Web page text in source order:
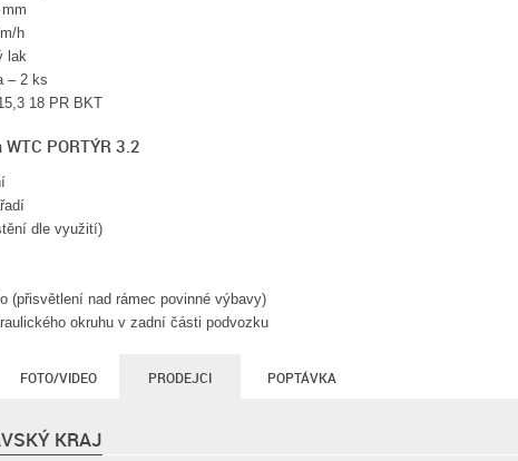
h
lak
– 2 ks
18 PR BKT
PORTÝR 3.2
dle využití)
(přisvětlení nad rámec povinné výbavy)
okruhu v zadní části podvozku
FOTO/VIDEO PRODEJCI POPTÁVKA
KRAJ